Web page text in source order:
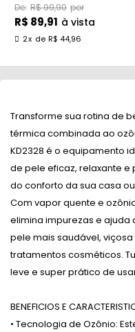
R$ 99,90
R$ 89,91 à vista
2x de R$ 44,96
Transforme sua rotina de
térmica combinada ao
KD2328 é o equipamento
de pele eficaz, relaxante
do conforto da sua casa
Com vapor quente e
elimina impurezas e
pele mais saudável,
tratamentos cosméticos.
leve e super prático de
BENEFICIOS E
• Tecnologia de Ozônio: